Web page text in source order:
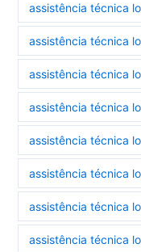
assistência técnica
assistência técnica
assistência técnica
assistência técnica
assistência técnica
assistência técnica
assistência técnica
assistência técnica